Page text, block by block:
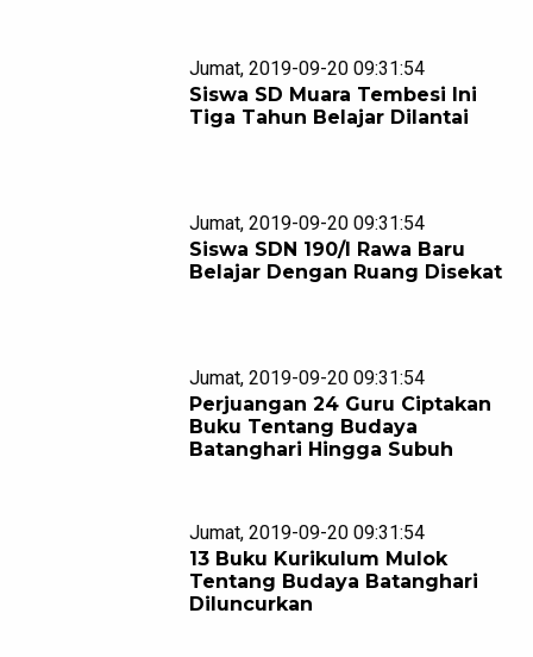
Jumat, 2019-09-20 09:31:54
Siswa SD Muara Tembesi Ini
Tiga Tahun Belajar Dilantai
Jumat, 2019-09-20 09:31:54
Siswa SDN 190/I Rawa Baru
Belajar Dengan Ruang Disekat
Jumat, 2019-09-20 09:31:54
Perjuangan 24 Guru Ciptakan
Buku Tentang Budaya
Batanghari Hingga Subuh
Jumat, 2019-09-20 09:31:54
13 Buku Kurikulum Mulok
Tentang Budaya Batanghari
Diluncurkan